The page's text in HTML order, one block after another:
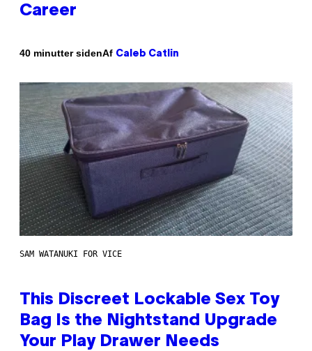
Career
40 minutter sidenAf Caleb Catlin
SAM WATANUKI FOR VICE
This Discreet Lockable Sex Toy
Bag Is the Nightstand Upgrade
Your Play Drawer Needs